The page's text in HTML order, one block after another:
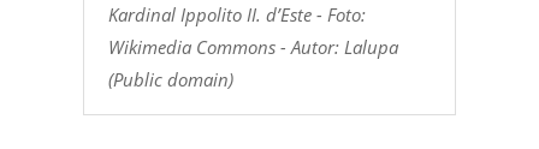
Kardinal Ippolito II. d’Este - Foto:
Wikimedia Commons - Autor: Lalupa
(Public domain)